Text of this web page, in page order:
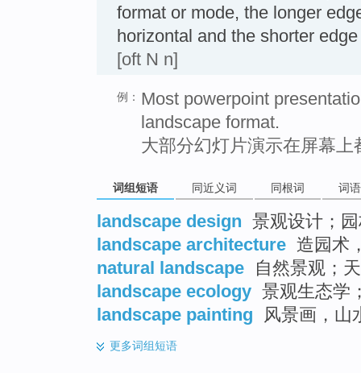
format or mode, the longer
horizontal and the shorter
[oft N n]
例： Most powerpoint
landscape format.
大部分幻灯片演示在屏幕上
词组短语 同近义词 同根词 词
landscape design 景观设计；
landscape architecture 造园术
natural landscape
自然景观；
landscape ecology 景观生态学
landscape painting
风景画，山
更多词组短语